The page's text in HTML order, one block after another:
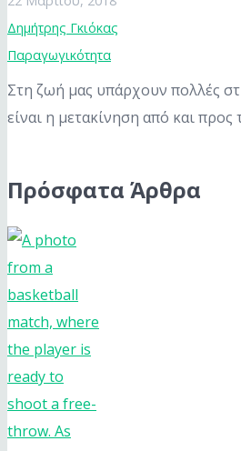
Δημήτρης Γκιόκας
Παραγωγικότητα
Στη ζωή μας υπάρχουν πολλές
είναι η μετακίνηση από και
Πρόσφατα Άρθρα